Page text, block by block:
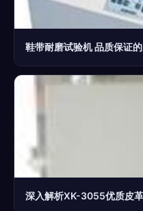
鞋带耐磨试验机 品质保证